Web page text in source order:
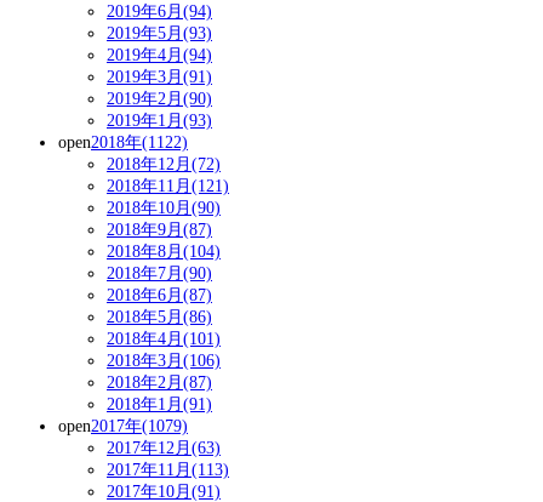
2019年6月(94)
2019年5月(93)
2019年4月(94)
2019年3月(91)
2019年2月(90)
2019年1月(93)
open2018年(1122)
2018年12月(72)
2018年11月(121)
2018年10月(90)
2018年9月(87)
2018年8月(104)
2018年7月(90)
2018年6月(87)
2018年5月(86)
2018年4月(101)
2018年3月(106)
2018年2月(87)
2018年1月(91)
open2017年(1079)
2017年12月(63)
2017年11月(113)
2017年10月(91)